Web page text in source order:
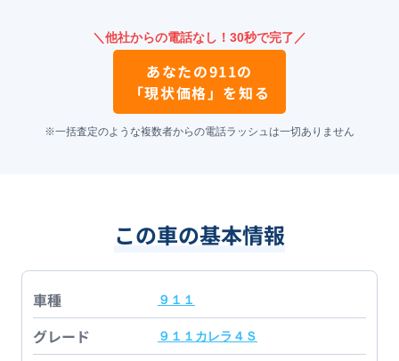
＼他社からの電話なし！30秒で完了／
あなたの911の
「現状価格」を知る
※一括査定のような複数者からの電話ラッシュは一切ありません
この車の基本情報
車種 ９１１
グレード ９１１カレラ４Ｓ